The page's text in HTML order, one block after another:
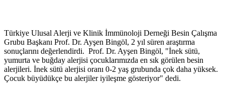
Türkiye Ulusal Alerji ve Klinik İmmünoloji Derneği Besin Çalışma
Grubu Başkanı Prof. Dr. Ayşen Bingöl, 2 yıl süren araştırma
sonuçlarını değerlendirdi. Prof. Dr. Ayşen Bingöl, "İnek sütü,
yumurta ve buğday alerjisi çocuklarımızda en sık görülen besin
alerjileri. İnek sütü alerjisi oranı 0-2 yaş grubunda çok daha yüksek.
Çocuk büyüdükçe bu alerjiler iyileşme gösteriyor" dedi.